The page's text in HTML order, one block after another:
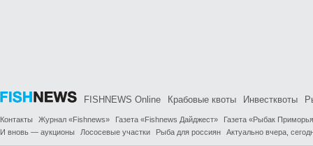
FISHNEWS Online Крабовые квоты Инвестквоты
Контакты Журнал «Fishnews» Газета «Fishnews Дайджест»
Газета «Рыбак
И вновь — аукционы
Лососевые участки Рыба для россиян Актуально вчера,